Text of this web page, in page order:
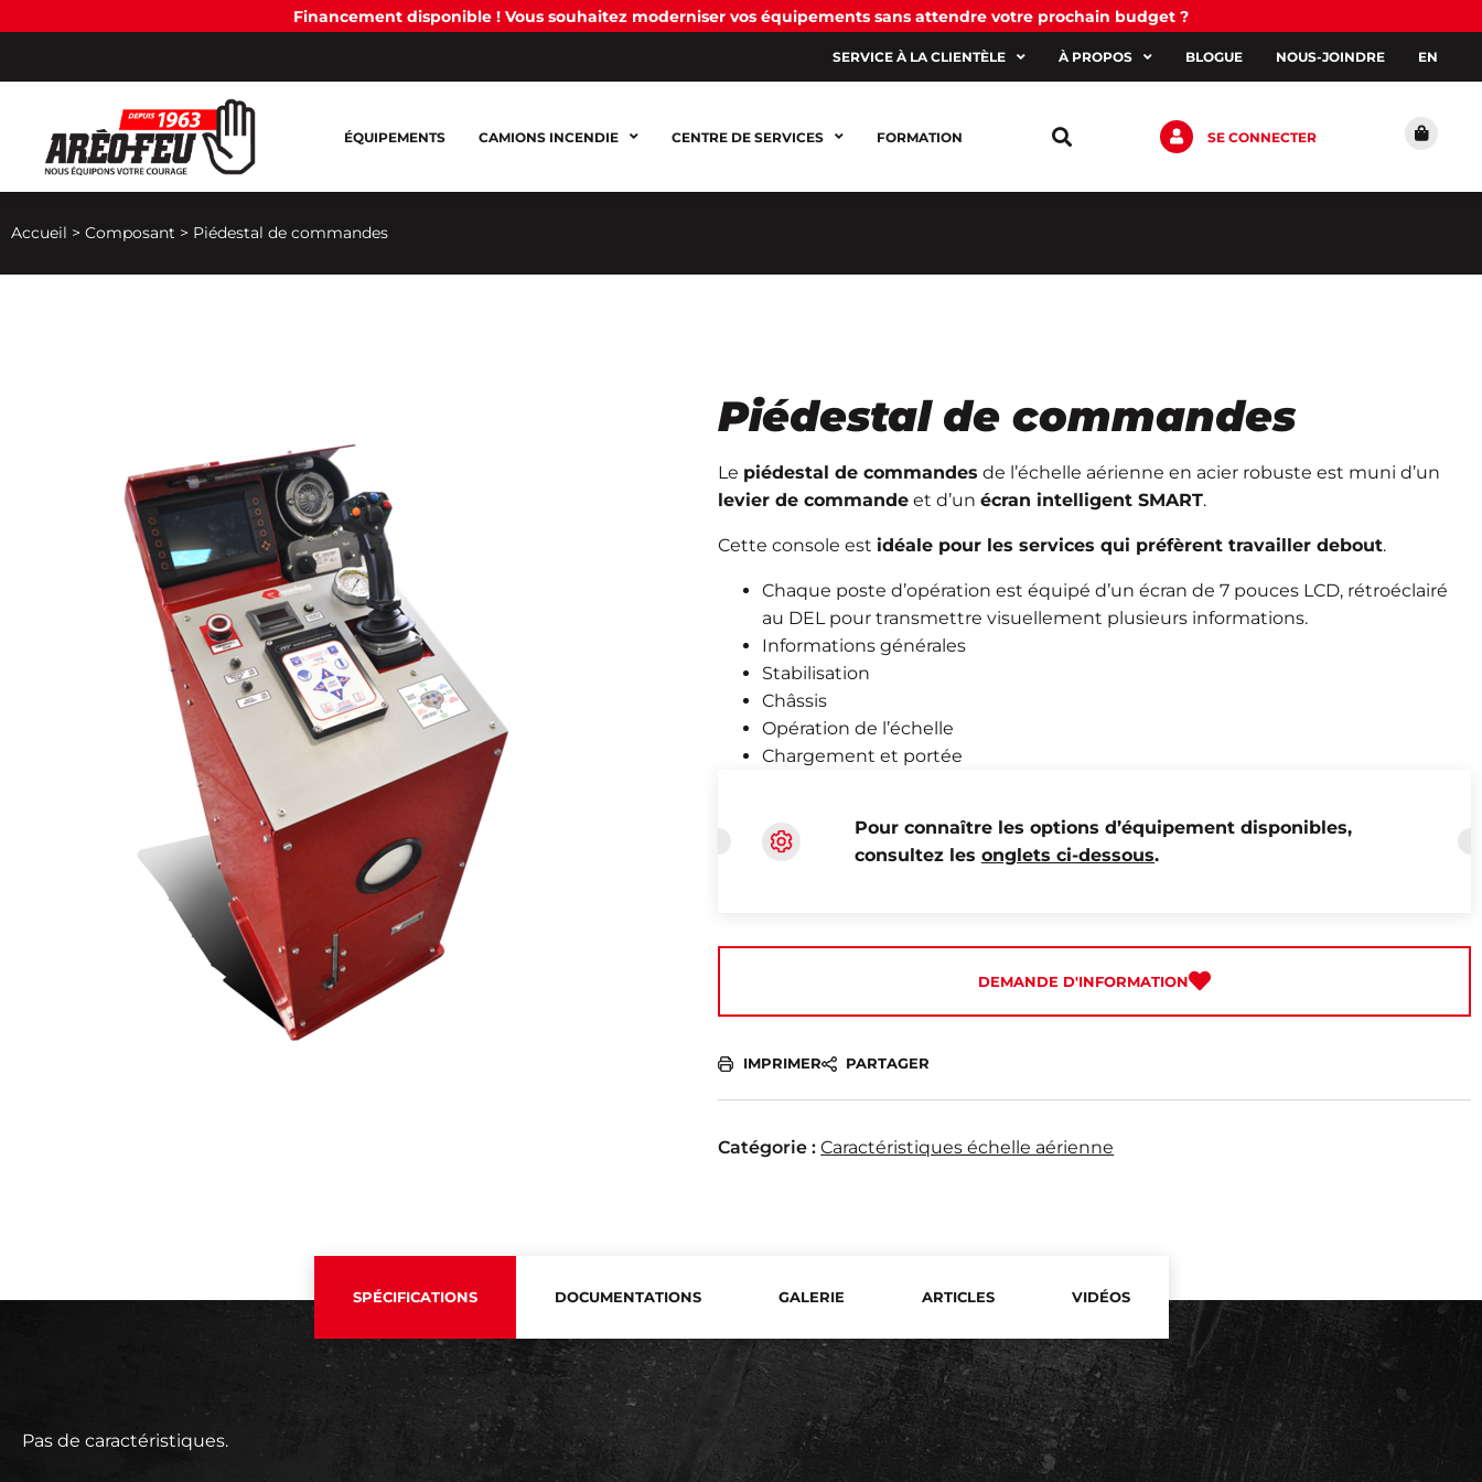
Financement disponible ! Vous souhaitez moderniser vos équipements sans attendre votre prochain budget ?
SERVICE À LA CLIENTÈLE À PROPOS BLOGUE NOUS-JOINDRE EN
ÉQUIPEMENTS CAMIONS INCENDIE CENTRE DE SERVICES FORMATION SE CONNECTER
Accueil > Composant > Piédestal de commandes
Piédestal de commandes
Le piédestal de commandes de l’échelle aérienne en acier robuste est muni d’un
levier de commande et d’unécran intelligent SMART.
Cette console est idéale pour les services qui préfèrent travailler debout.
Chaque poste d’opération est équipé d’un écran de 7 pouces LCD, rétroéclairé
au DEL pour transmettre visuellement plusieurs informations.
Informations générales
Stabilisation
Châssis
Opération de l’échelle
Chargement et portée
Pour connaître les options d’équipement disponibles,
consultez les onglets ci-dessous.
DEMANDE D'INFORMATION
IMPRIMER PARTAGER
Catégorie :Caractéristiques échelle aérienne
SPÉCIFICATIONS DOCUMENTATIONS GALERIE ARTICLES VIDÉOS
Pas de caractéristiques.